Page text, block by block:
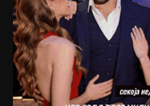
Артета: Мојот
грешките
Лука Зидан се
Гранада